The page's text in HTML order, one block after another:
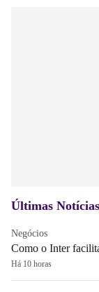
Últimas Notícias
Negócios
Como o Inter
Há 10 horas